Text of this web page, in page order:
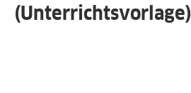
(Unterrichtsvorlage)